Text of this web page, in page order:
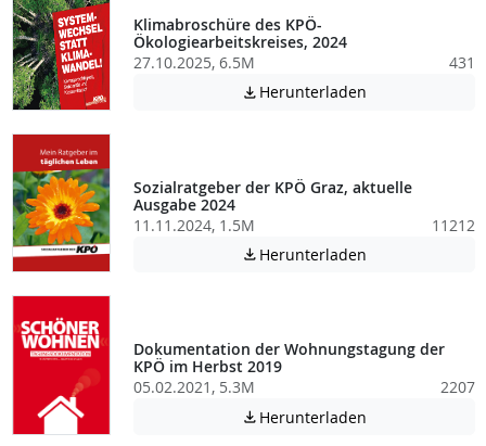
Klimabroschüre des KPÖ-
Ökologiearbeitskreises, 2024
27.10.2025, 6.5M
431
 Herunterladen
Sozialratgeber der KPÖ Graz, aktuelle
Ausgabe 2024
11.11.2024, 1.5M
11212
 Herunterladen
Dokumentation der Wohnungstagung der
KPÖ im Herbst 2019
05.02.2021, 5.3M
2207
 Herunterladen